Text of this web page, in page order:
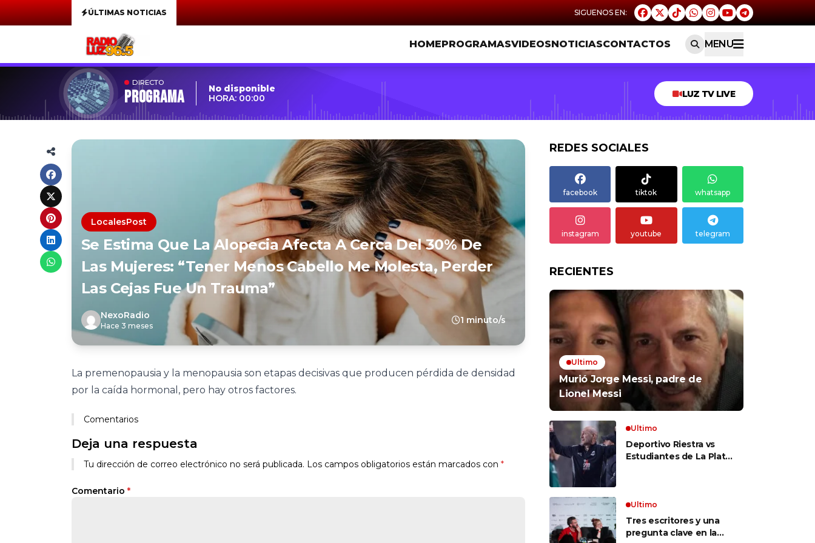
ÚLTIMAS NOTICIAS
HOMEPROGRAMASVIDEOSNOTICIASCONTACTOS MENU
DIRECTO
Programa
No disponible
HORA: 00:00
LUZ TV LIVE
LocalesPost
Se Estima Que La Alopecia Afecta A Cerca Del 30% De
Las Mujeres: “Tener Menos Cabello Me Molesta, Perder
Las Cejas Fue Un Trauma”
NexoRadio
Hace 3 meses
1 minuto/s
La premenopausia y la menopausia son etapas decisivas que producen pérdida de densidad
por la caída hormonal, pero hay otros factores.
Comentarios
Deja una respuesta
Tu dirección de correo electrónico no será publicada. Los campos obligatorios están marcados con *
Comentario *
REDES SOCIALES
facebook tiktok whatsapp
instagram youtube telegram
RECIENTES
Ultimo
Murió Jorge Messi, padre de
Lionel Messi
Ultimo
Deportivo Riestra vs
Estudiantes de La Plata,
cómo ver el partido
Ultimo
Tres escritores y una
pregunta clave en la